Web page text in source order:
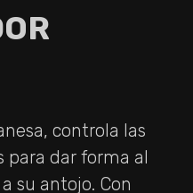
controla las
para dar forma al
su antojo. Con